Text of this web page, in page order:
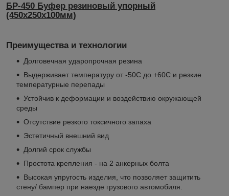
БР-450 Буфер резиновый упорный
(450х250х100мм)
Преимущества и технологии
Долговечная ударопрочная резина
Выдерживает температуру от -50С до +60С и резкие
температурные перепады
Устойчив к деформации и воздействию окружающей
среды
Отсутствие резкого токсичного запаха
Эстетичный внешний вид
Долгий срок службы
Простота крепления - на 2 анкерных болта
Высокая упругость изделия, что позволяет защитить
стену/ бампер при наезде грузового автомобиля.